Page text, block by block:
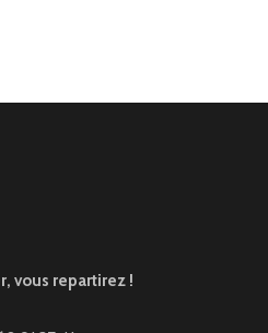
vous repartirez !